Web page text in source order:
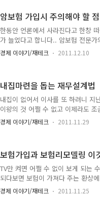
사 주소 현대증권 - http://
암보험 가입시 주의해야 할 점
한동안 언론에서 사라진다고 한창
가 늘었다고 합니다.. 암보험 전문
높아져... 보험사에서는 어떤 식으로
방식으로 암보험 상품을 판매하려
갱신형 상품이 갱신형 상품보..
경제 이야기/재테크 2011.12.10
내집마련을 돕는 재무설계법
내집이 없어서 이사를 또 하려니 지
이왕의 것 어쩔 수 없고 이제라도
수 없습니다.. 내집마련을 위한 계획
마련은 어렵더라도 미래의 내집을
축액을 조금씩 조정해가야 합니다
경제 이야기/재테크 2011.11.29
보험가입과 보험리모델링 이
TV만 켜면 어쩔 수 없이 보게 되는
되다보면 보험이 가져다 주는 환상
서... 특정 목적의 자금을 마련하거
경제 이야기/재테크 2011.11.25